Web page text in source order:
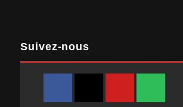
Suivez-nous